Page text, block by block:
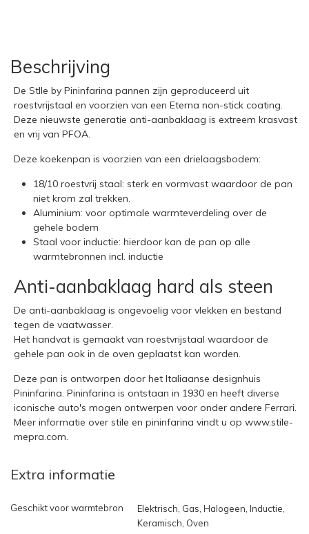
Beschrijving
De Stlle by Pininfarina pannen zijn geproduceerd uit
roestvrijstaal en voorzien van een Eterna non-stick coating.
Deze nieuwste generatie anti-aanbaklaag is extreem krasvast
en vrij van PFOA.
Deze koekenpan is voorzien van een drielaagsbodem:
18/10 roestvrij staal: sterk en vormvast waardoor de pan
niet krom zal trekken.
Aluminium: voor optimale warmteverdeling over de
gehele bodem
Staal voor inductie: hierdoor kan de pan op alle
warmtebronnen incl. inductie
Anti-aanbaklaag hard als steen
De anti-aanbaklaag is ongevoelig voor vlekken en bestand
tegen de vaatwasser.
Het handvat is gemaakt van roestvrijstaal waardoor de
gehele pan ook in de oven geplaatst kan worden.
Deze pan is ontworpen door het Italiaanse designhuis
Pininfarina. Pininfarina is ontstaan in 1930 en heeft diverse
iconische auto's mogen ontwerpen voor onder andere Ferrari.
Meer informatie over stile en pininfarina vindt u op www.stile-
mepra.com.
Extra informatie
Geschikt voor warmtebron
Elektrisch, Gas, Halogeen, Inductie,
Keramisch, Oven